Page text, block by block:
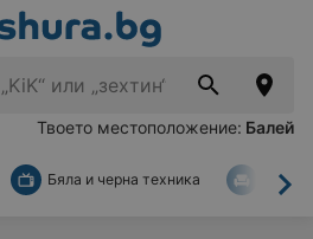
Твоето местоположение: Балей
Бяла и черна техника За